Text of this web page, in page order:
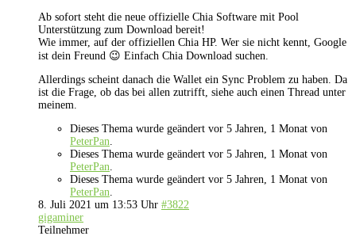
Ab sofort steht die neue offizielle Chia Software mit Pool
Unterstützung zum Download bereit!
Wie immer, auf der offiziellen Chia HP. Wer sie nicht kennt, Google
ist dein Freund 😉 Einfach Chia Download suchen.
Allerdings scheint danach die Wallet ein Sync Problem zu haben. Da
ist die Frage, ob das bei allen zutrifft, siehe auch einen Thread unter
meinem.
Dieses Thema wurde geändert vor 5 Jahren, 1 Monat von
PeterPan
Dieses Thema wurde geändert vor 5 Jahren, 1 Monat von
PeterPan
Dieses Thema wurde geändert vor 5 Jahren, 1 Monat von
PeterPan
8. Juli 2021 um 13:53 Uhr #3822
gigaminer
Teilnehmer